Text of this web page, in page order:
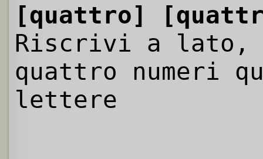
[quattro]
Riscrivi a
quattro numeri
lettere